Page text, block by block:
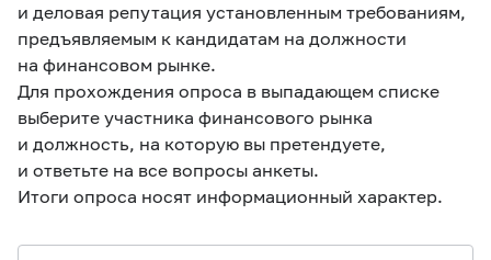
и деловая репутация установленным требованиям,
предъявляемым к кандидатам на должности
на финансовом рынке.
Для прохождения опроса в выпадающем списке
выберите участника финансового рынка
и должность, на которую вы претендуете,
и ответьте на все вопросы анкеты.
Итоги опроса носят информационный характер.